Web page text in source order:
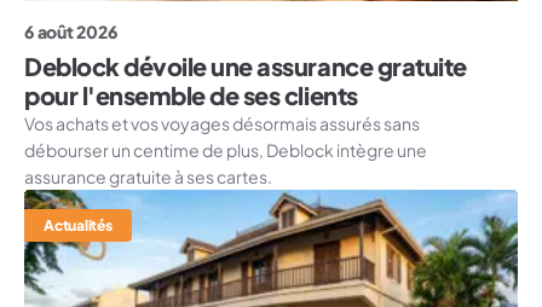
6 août 2026
Deblock dévoile une assurance gratuite
pour l'ensemble de ses clients
Vos achats et vos voyages désormais assurés sans
débourser un centime de plus, Deblock intègre une
assurance gratuite à ses cartes.
Actualités